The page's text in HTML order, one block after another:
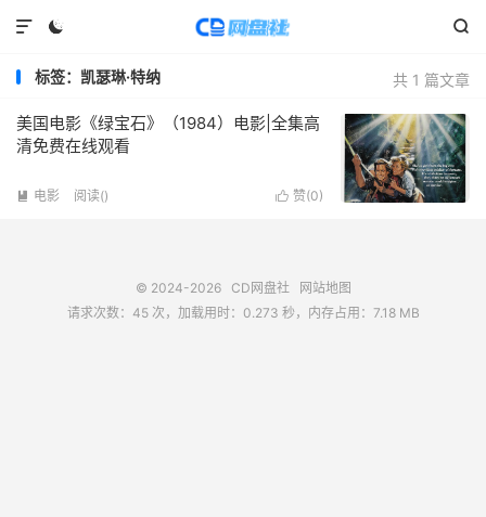
 

共 1 篇文章
标签：凯瑟琳·特纳
美国电影《绿宝石》（1984）电影|全集高
清免费在线观看
 赞(0)
 电影 阅读()
© 2024-2026 CD网盘社
网站地图
请求次数：45 次，加载用时：0.273 秒，内存占用：7.18 MB